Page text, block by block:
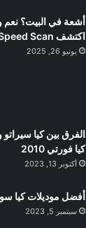
أشعة في البيت؟ نعم
اكتشف Speed Scan
يونيو 26, 2025
كيا فورتي 2010
أكتوبر 13, 2023
أفضل موديلات كيا سول؛ وأهم 3
سبتمبر 5, 2023